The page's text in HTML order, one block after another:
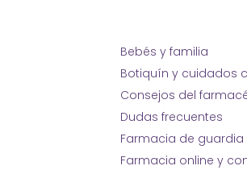
Bebés y familia
Botiquín y cuidados
Consejos del
Dudas frecuentes
Farmacia de guardia
Farmacia online y